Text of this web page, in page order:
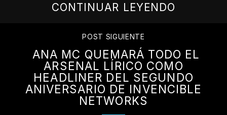
CONTINUAR LEYENDO
POST SIGUIENTE
ANA MC QUEMARÁ TODO EL
ARSENAL LÍRICO COMO
HEADLINER DEL SEGUNDO
ANIVERSARIO DE INVENCIBLE
NETWORKS